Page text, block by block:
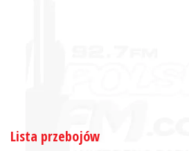
Lista przebojów